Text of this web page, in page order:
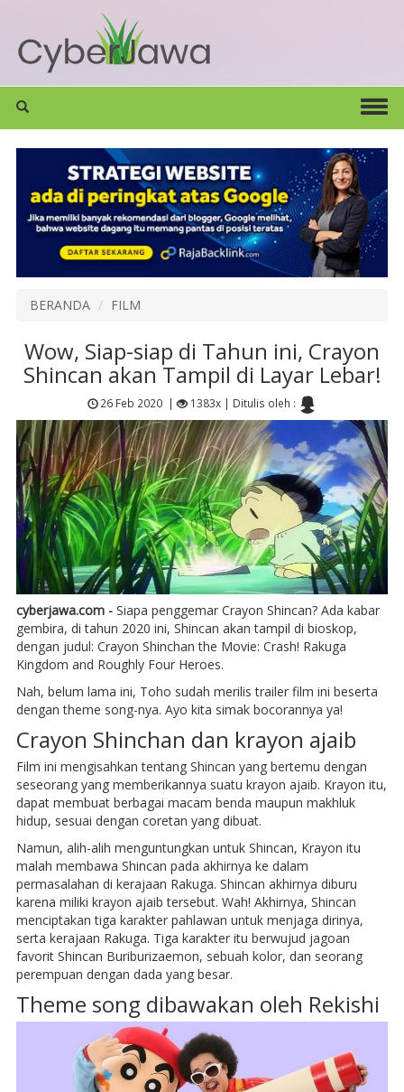
BERANDA FILM
Wow, Siap-siap di Tahun ini, Crayon
Shincan akan Tampil di Layar Lebar!
26 Feb 2020 | 1383x | Ditulis oleh :
cyberjawa.com - Siapa penggemar Crayon Shincan? Ada kabar
gembira, di tahun 2020 ini, Shincan akan tampil di bioskop,
dengan judul: Crayon Shinchan the Movie: Crash! Rakuga
Kingdom and Roughly Four Heroes.
Nah, belum lama ini, Toho sudah merilis trailer film ini beserta
dengan theme song-nya. Ayo kita simak bocorannya ya!
Crayon Shinchan dan krayon ajaib
Film ini mengisahkan tentang Shincan yang bertemu dengan
seseorang yang memberikannya suatu krayon ajaib. Krayon itu,
dapat membuat berbagai macam benda maupun makhluk
hidup, sesuai dengan coretan yang dibuat.
Namun, alih-alih menguntungkan untuk Shincan, Krayon itu
malah membawa Shincan pada akhirnya ke dalam
permasalahan di kerajaan Rakuga. Shincan akhirnya diburu
karena miliki krayon ajaib tersebut. Wah! Akhirnya, Shincan
menciptakan tiga karakter pahlawan untuk menjaga dirinya,
serta kerajaan Rakuga. Tiga karakter itu berwujud jagoan
favorit Shincan Buriburizaemon, sebuah kolor, dan seorang
perempuan dengan dada yang besar.
Theme song dibawakan oleh Rekishi